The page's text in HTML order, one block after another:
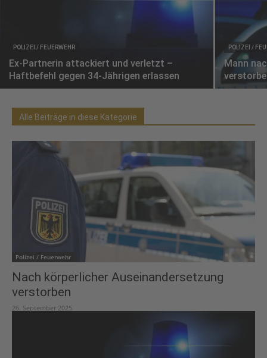
POLIZEI / FEUERWEHR
Ex-Partnerin attackiert und verletzt –
Haftbefehl gegen 34-Jährigen erlassen
POLIZEI /
Mann
Alle Beiträge in diese Kategorie
Polizei / Feuerwehr
Nach körperlicher Auseinandersetzung
verstorben
26. September 2025